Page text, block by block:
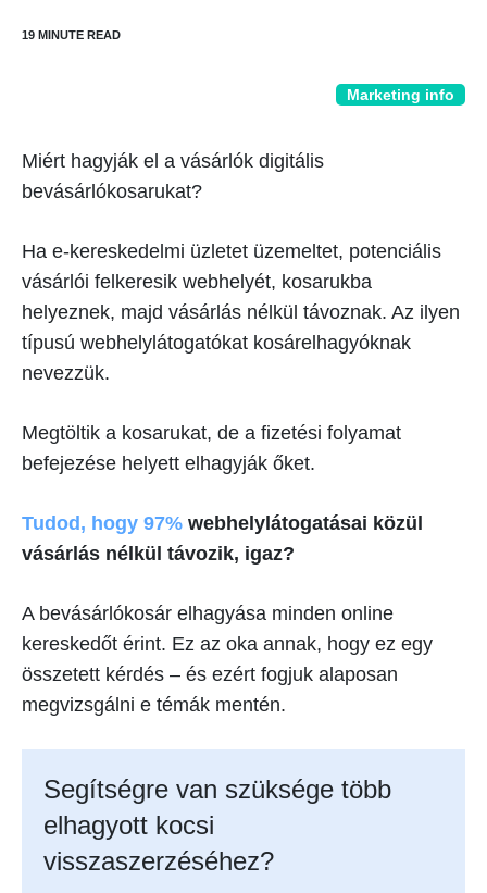
Marketing info
Miért hagyják el a vásárlók digitális
bevásárlókosarukat?
Ha e-kereskedelmi üzletet üzemeltet, potenciális
vásárlói felkeresik webhelyét, kosarukba
helyeznek, majd vásárlás nélkül távoznak. Az ilyen
típusú webhelylátogatókat kosárelhagyóknak
nevezzük.
Megtöltik a kosarukat, de a fizetési folyamat
befejezése helyett elhagyják őket.
Tudod, hogy 97% webhelylátogatásai közül
vásárlás nélkül távozik, igaz?
A bevásárlókosár elhagyása minden online
kereskedőt érint. Ez az oka annak, hogy ez egy
összetett kérdés – és ezért fogjuk alaposan
megvizsgálni e témák mentén.
Segítségre van szüksége több
elhagyott kocsi
visszaszerzéséhez?